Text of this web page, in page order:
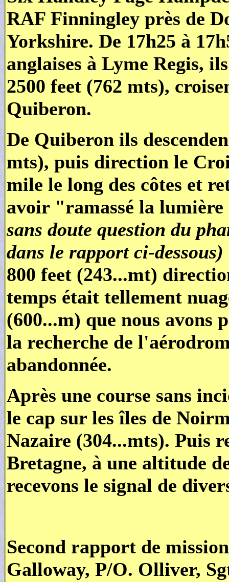
RAF Finningley près de
Yorkshire. De 17h25 à
anglaises à Lyme Regis,
2500 feet (762 mts),
Quiberon.
De Quiberon ils
mts), puis direction le
mile le long des côtes et
avoir "ramassé la
sans doute question du
dans le rapport ci-dessous)
800 feet (243...mt)
temps était tellement
(600...m) que nous avons
la recherche de
abandonnée.
Après une course sans
le cap sur les îles de
Nazaire (304...mts). Puis
Bretagne, à une altitude
recevons le signal de
Second rapport de
Galloway, P/O. Olliver,